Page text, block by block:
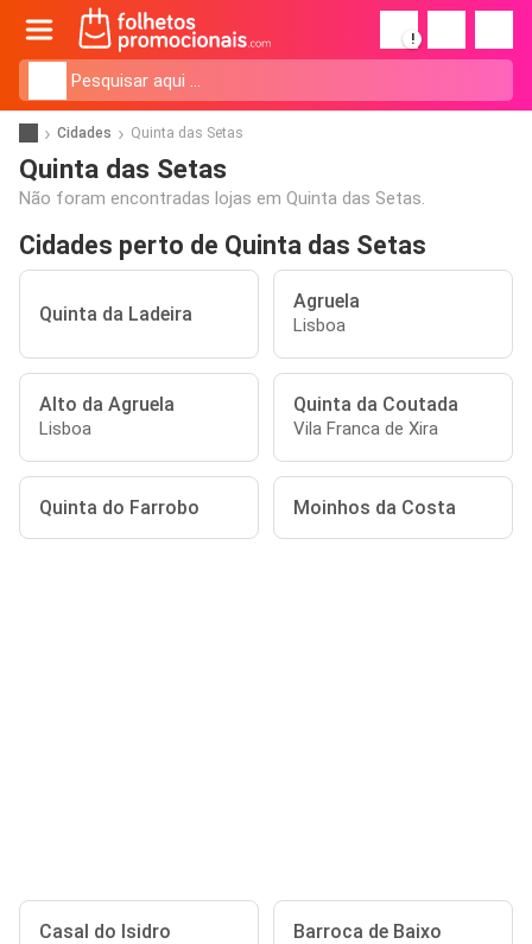
!
Cidades Quinta das Setas
Quinta das Setas
Não foram encontradas lojas em Quinta das Setas.
Cidades perto de Quinta das Setas
Quinta da Ladeira
Agruela
Lisboa
Alto da Agruela
Lisboa
Quinta da Coutada
Vila Franca de Xira
Quinta do Farrobo Moinhos da Costa
Casal do Isidro Barroca de Baixo